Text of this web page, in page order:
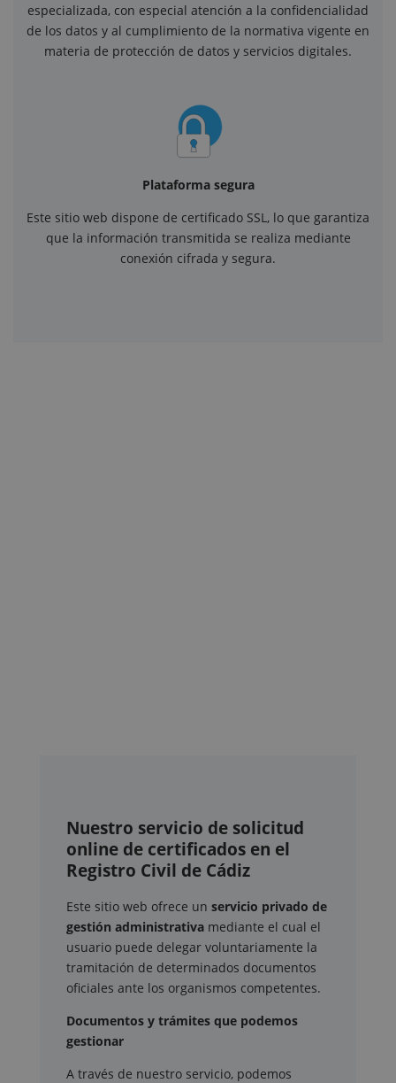
especializada, con especial atención a la confidencialidad
de los datos y al cumplimiento de la normativa vigente en
materia de protección de datos y servicios digitales.
Plataforma segura
Este sitio web dispone de certificado SSL, lo que garantiza
que la información transmitida se realiza mediante
conexión cifrada y segura.
Nuestro servicio de solicitud
online de certificados en el
Registro Civil de Cádiz
Este sitio web ofrece un servicio privado de
gestión administrativa mediante el cual el
usuario puede delegar voluntariamente la
tramitación de determinados documentos
oficiales ante los organismos competentes.
Documentos y trámites que podemos
gestionar
A través de nuestro servicio, podemos